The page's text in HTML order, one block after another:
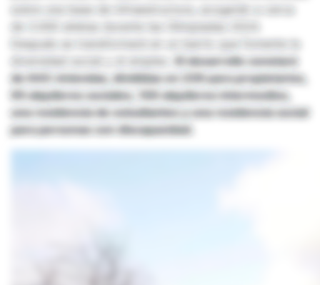
sobre una base de infraestructura, acogerán a cerca
de 3.000 atletas durante las Olimpiadas 2024.
Después se transformará en un barrio que fomente la
diversidad social y el empleo.
El desarrollo constará
de 643 viviendas, divididas en 239 para propietarios,
95 alquileres sociales, 100 alquileres intermedios,
una residencia de estudiantes y una residencia social
para personas con discapacidad.